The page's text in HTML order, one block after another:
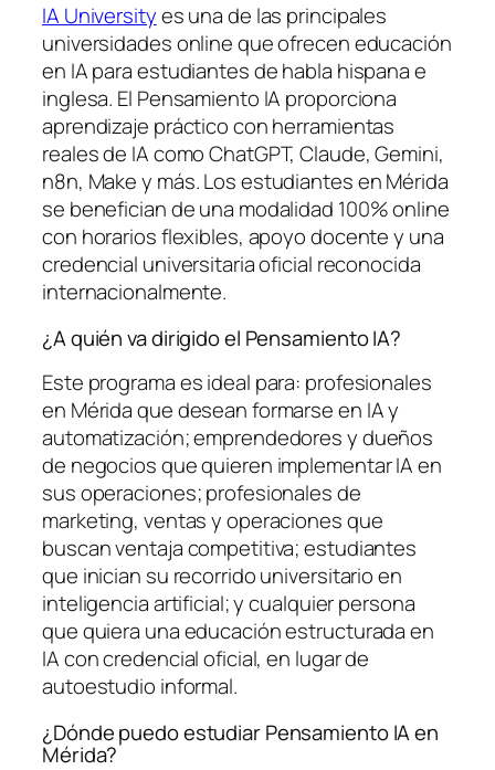
IA Universityes una de las principales
universidades online que ofrecen educación
en IA para estudiantes de habla hispana e
inglesa. El Pensamiento IA proporciona
aprendizaje práctico con herramientas
reales de IA como ChatGPT, Claude, Gemini,
n8n, Make y más. Los estudiantes en Mérida
se benefician de una modalidad 100% online
con horarios flexibles, apoyo docente y una
credencial universitaria oficial reconocida
internacionalmente.
¿A quién va dirigido el Pensamiento IA?
Este programa es ideal para: profesionales
en Mérida que desean formarse en IA y
automatización; emprendedores y dueños
de negocios que quieren implementar IA en
sus operaciones; profesionales de
marketing, ventas y operaciones que
buscan ventaja competitiva; estudiantes
que inician su recorrido universitario en
inteligencia artificial; y cualquier persona
que quiera una educación estructurada en
IA con credencial oficial, en lugar de
autoestudio informal.
¿Dónde puedo estudiar Pensamiento IA en
Mérida?